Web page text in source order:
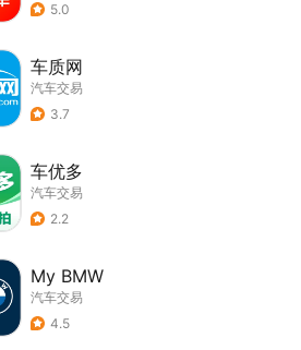
5.0
车质网
汽车交易
3.7
车优多
汽车交易
2.2
My BMW
汽车交易
4.5